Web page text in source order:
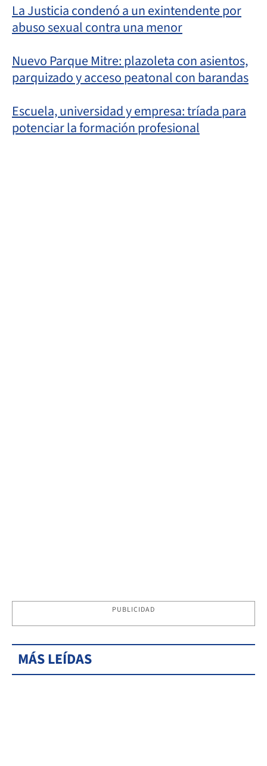
La Justicia condenó a un exintendente por
abuso sexual contra una menor
Nuevo Parque Mitre: plazoleta con asientos,
parquizado y acceso peatonal con barandas
Escuela, universidad y empresa: tríada para
potenciar la formación profesional
PUBLICIDAD
MÁS LEÍDAS